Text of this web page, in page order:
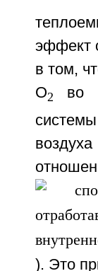
эффект
в том,
О2
во
). Это